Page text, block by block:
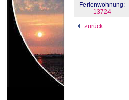
Ferienwohnung:
13724
zurück